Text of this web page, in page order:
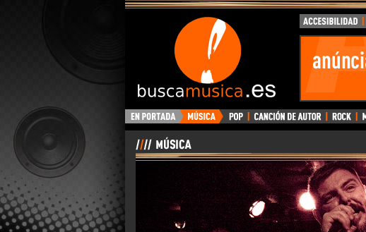
BuscaMusica.es